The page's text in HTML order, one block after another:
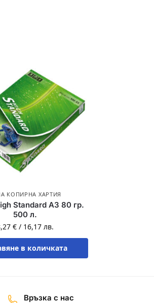
КОПИРНА ХАРТИЯ
Standard A3 80 гр.
500 л.
€ / 16,17 лв.
в количката
Връзка с нас